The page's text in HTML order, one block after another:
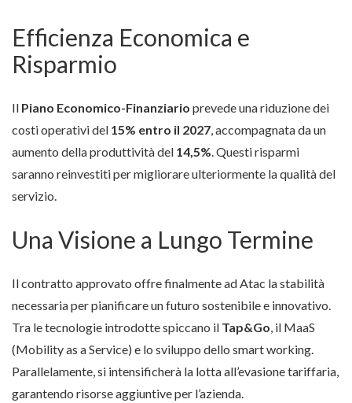
Efficienza Economica e
Risparmio
Il Piano Economico-Finanziario prevede una riduzione dei
costi operativi del 15% entro il 2027 , accompagnata da un
aumento della produttività del 14,5% . Questi risparmi
saranno reinvestiti per migliorare ulteriormente la qualità del
servizio.
Una Visione a Lungo Termine
Il contratto approvato offre finalmente ad Atac la stabilità
necessaria per pianificare un futuro sostenibile e innovativo.
Tra le tecnologie introdotte spiccano il Tap&Go , il MaaS
(Mobility as a Service) e lo sviluppo dello smart working.
Parallelamente, si intensificherà la lotta all’evasione tariffaria,
garantendo risorse aggiuntive per l’azienda.